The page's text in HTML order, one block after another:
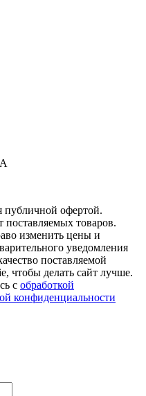
публичной офертой.
поставляемых товаров.
изменить цены и
уведомления
поставляемой
чтобы делать сайт лучше.
с обработкой
конфиденциальности